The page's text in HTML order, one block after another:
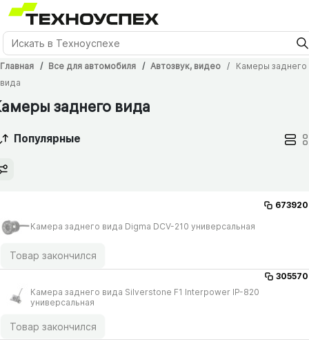
Главная Все для автомобиля Автозвук, видео
Камеры заднего
вида
заднего вида
Популярные
673920
Камера заднего вида Digma DCV-210 универсальная
Товар закончился
305570
Камера заднего вида Silverstone F1 Interpower IP-820
универсальная
Товар закончился